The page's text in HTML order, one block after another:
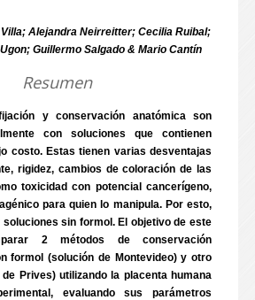
Alejandra Neirreitter; Cecilia Ruibal;
Guillermo Salgado & Mario Cantín
Resumen
y conservación anatómica son
con soluciones que contienen
costo. Estas tienen varias desventajas
rigidez, cambios de coloración de las
toxicidad con potencial cancerígeno,
para quien lo manipula. Por esto,
sin formol. El objetivo de este
2 métodos de conservación
formol (solución de Montevideo) y otro
Prives) utilizando la placenta humana
evaluando sus parámetros